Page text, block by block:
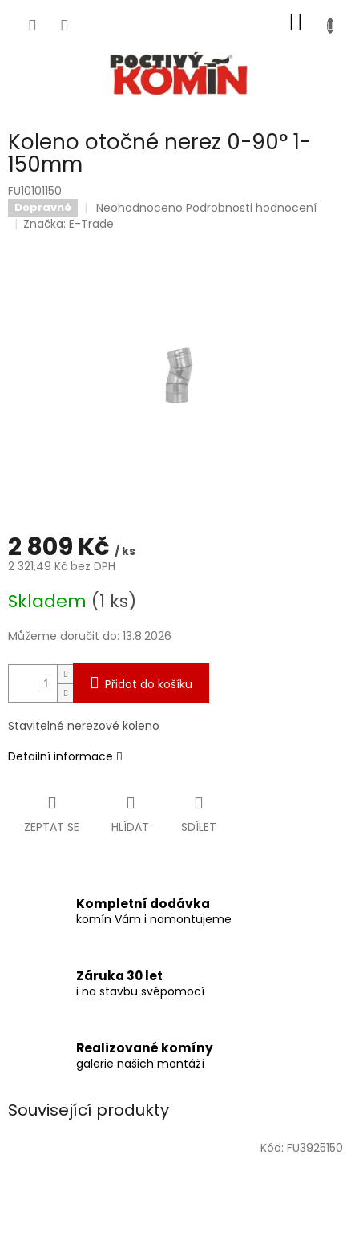
KOŠÍK
Koleno otočné nerez 0-90° 1-
150mm
FU10101150
Dopravné
Průměrné
hodnocení
Neohodnoceno Podrobnosti hodnocení
Značka:E-Trade
2 809 Kč / ks
2 321,49 Kč bez DPH
cena:
Skladem (1 ks)
Můžeme doručit do: 13.8.2026
Přidat do košíku
Stavitelné nerezové koleno
Detailní informace
ZEPTAT SE HLÍDAT SDÍLET
Kompletní dodávka
komín Vám i namontujeme
Záruka 30 let
i na stavbu svépomocí
Realizované komíny
galerie našich montáží
Související produkty
Kód: FU3925150